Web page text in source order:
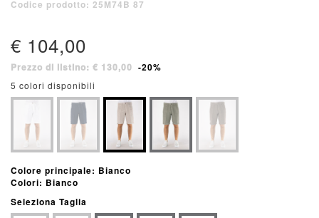
Codice prodotto: 25M74B 87
€ 104,00
Prezzo di listino: € 130,00 -20%
5 colori disponibili
Colore principale: Bianco
Colori: Bianco
Seleziona Taglia